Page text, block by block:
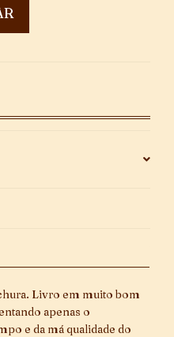
Livro em muito bom
apenas o
e da má qualidade do